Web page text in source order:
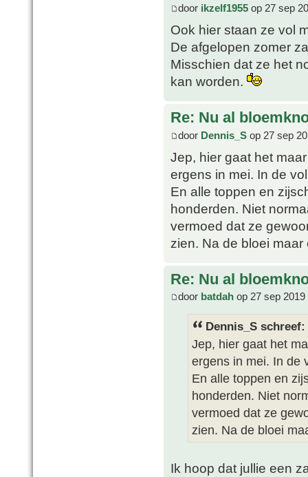
door ikzelf1955 op 27 sep
Ook hier staan ze vol
De afgelopen zomer
Misschien dat ze het
kan worden.
Re: Nu al
door Dennis_S op 27 sep
Jep, hier gaat het
ergens in mei. In de
En alle toppen en
honderden. Niet
vermoed dat ze
zien. Na de bloei
Re: Nu al
door batdah op 27 sep 2019
Dennis_S schreef:
Jep, hier gaat het
ergens in mei. In de
En alle toppen en
honderden. Niet
vermoed dat ze
zien. Na de bloei
Ik hoop dat jullie een